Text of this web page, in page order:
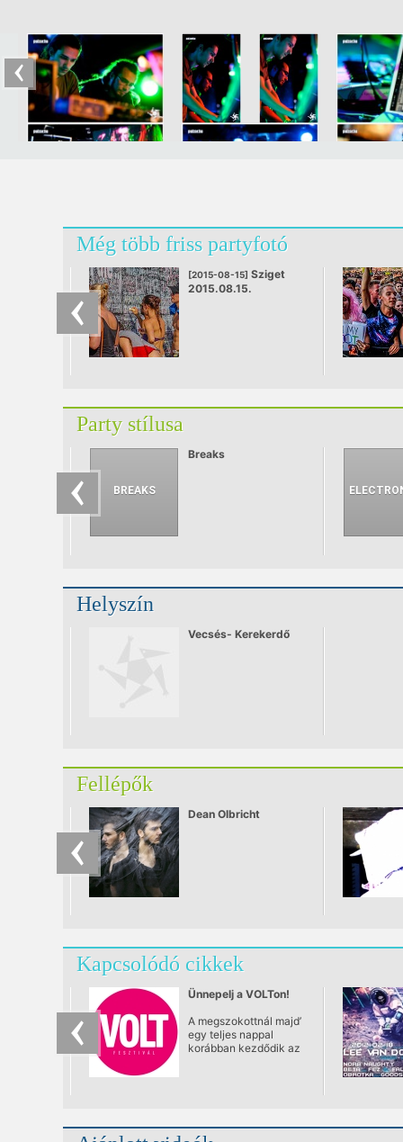
Még több friss partyfotó
[2015-08-15] Sziget
2015.08.15.
Party stílusa
Breaks
Helyszín
Vecsés- Kerekerdő
Fellépők
Dean Olbricht
Kapcsolódó cikkek
Ünnepelj a VOLTon!
A megszokottnál majd’
egy teljes nappal
korábban kezdődik az
VOLT!” címmel két